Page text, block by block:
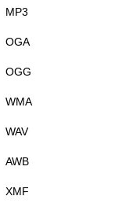
MP3
OGA
OGG
WMA
WAV
AWB
XMF